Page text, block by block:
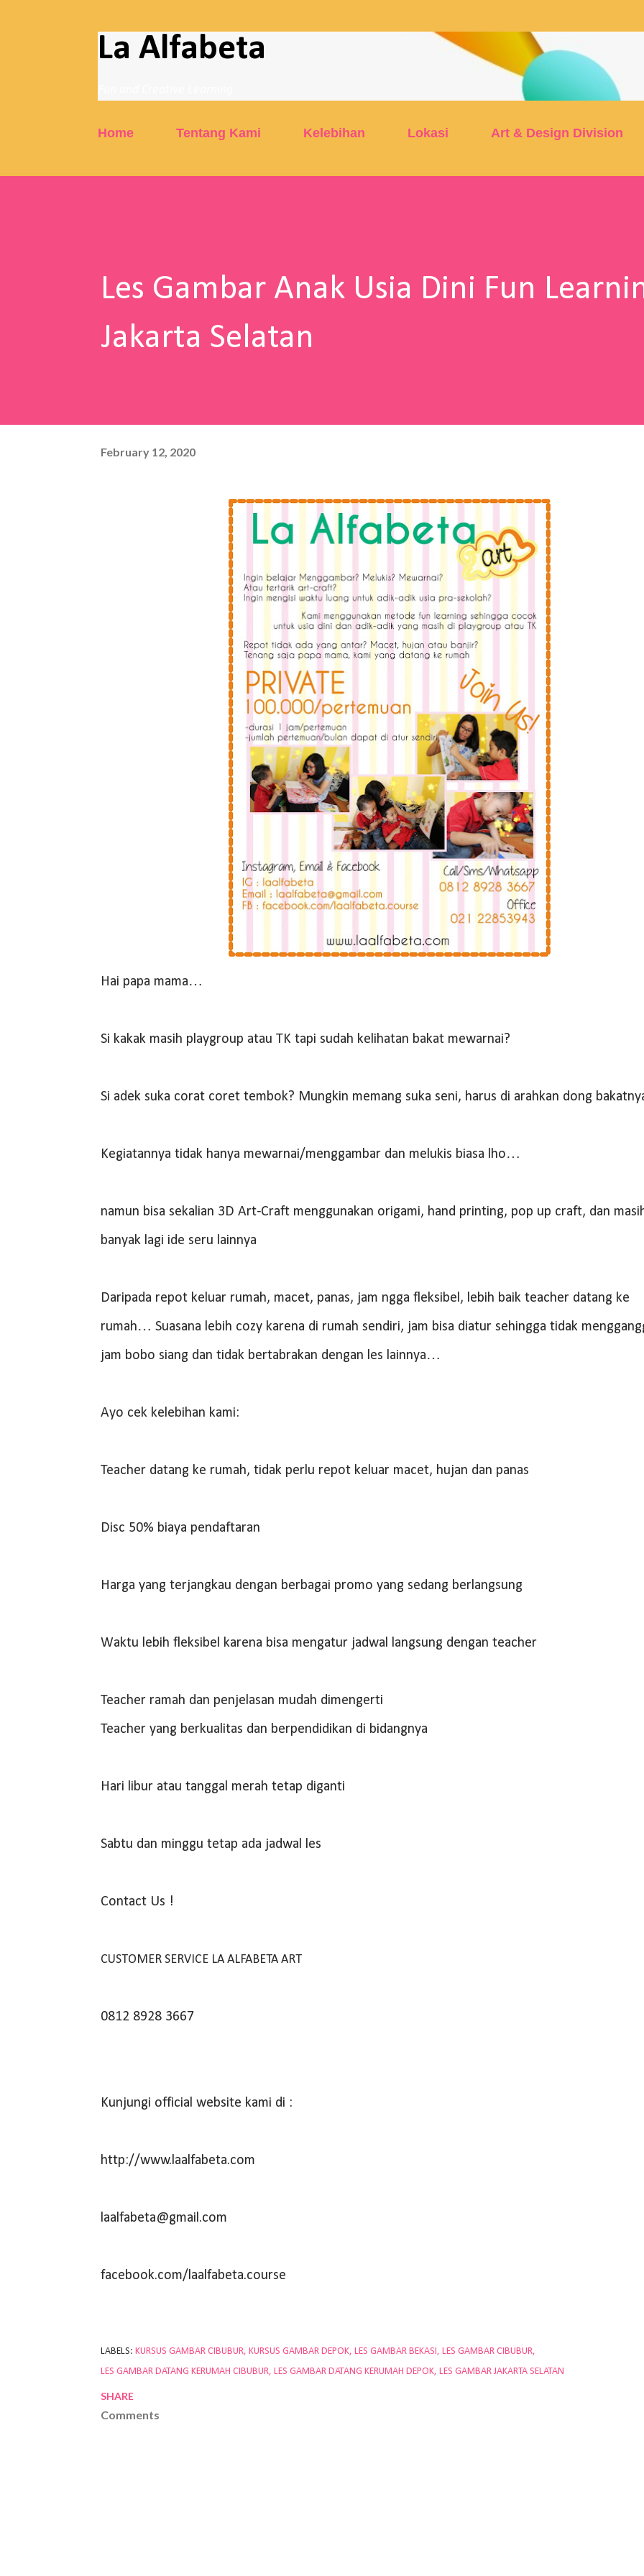
La Alfabeta
Home Tentang Kami Kelebihan Lokasi Art & Design Division
Les Gambar Anak Usia Dini Fun
Jakarta Selatan
February 12, 2020
Hai papa mama…
Si kakak masih playgroup atau TK tapi sudah kelihatan bakat mewarnai?
Si adek suka corat coret tembok? Mungkin memang suka seni, harus di arahkan dong
Kegiatannya tidak hanya mewarnai/menggambar dan melukis biasa lho…
namun bisa sekalian 3D Art-Craft menggunakan origami, hand printing, pop up craft, dan
banyak lagi ide seru lainnya
Daripada repot keluar rumah, macet, panas, jam ngga fleksibel, lebih baik teacher datang ke
rumah… Suasana lebih cozy karena di rumah sendiri, jam bisa diatur sehingga tidak
jam bobo siang dan tidak bertabrakan dengan les lainnya…
Ayo cek kelebihan kami:
Teacher datang ke rumah, tidak perlu repot keluar macet, hujan dan panas
Disc 50% biaya pendaftaran
Harga yang terjangkau dengan berbagai promo yang sedang berlangsung
Waktu lebih fleksibel karena bisa mengatur jadwal langsung dengan teacher
Teacher ramah dan penjelasan mudah dimengerti
Teacher yang berkualitas dan berpendidikan di bidangnya
Hari libur atau tanggal merah tetap diganti
Sabtu dan minggu tetap ada jadwal les
Contact Us !
CUSTOMER SERVICE LA ALFABETA ART
0812 8928 3667
Kunjungi official website kami di :
http://www.laalfabeta.com
laalfabeta@gmail.com
facebook.com/laalfabeta.course
LABELS: KURSUS GAMBAR CIBUBUR KURSUS GAMBAR DEPOK LES GAMBAR BEKASI
LES GAMBAR CIBUBUR
LES GAMBAR DATANG KERUMAH CIBUBUR LES GAMBAR DATANG KERUMAH DEPOK LES GAMBAR JAKARTA SELATAN
SHARE
Comments